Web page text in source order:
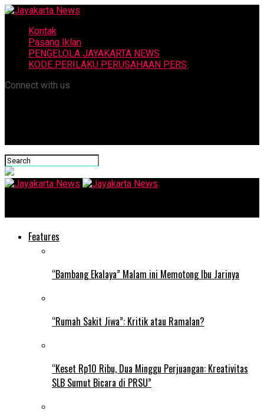
Kontak
Pasang Iklan
PENGELOLA JAYAKARTA NEWS
KODE PERILAKU PERUSAHAAN PERS
Connect with us
Features
“Bambang Ekalaya” Malam ini Memotong Ibu Jarinya
“Rumah Sakit Jiwa”: Kritik atau Ramalan?
“Keset Rp10 Ribu, Dua Minggu Perjuangan: Kreativitas
SLB Sumut Bicara di PRSU”